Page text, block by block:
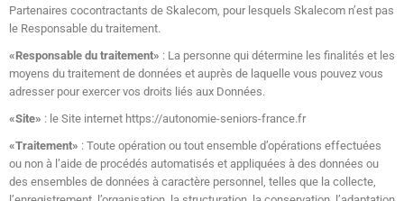
Partenaires cocontractants de Skalecom, pour lesquels Skalecom n’est pas
le Responsable du traitement.
«Responsable du traitement» : La personne qui détermine les finalités et les
moyens du traitement de données et auprès de laquelle vous pouvez vous
adresser pour exercer vos droits liés aux Données.
«Site» : le Site internet https://autonomie-seniors-france.fr
«Traitement» : Toute opération ou tout ensemble d’opérations effectuées
ou non à l’aide de procédés automatisés et appliquées à des données ou
des ensembles de données à caractère personnel, telles que la collecte,